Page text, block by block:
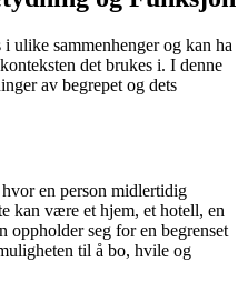
ulike sammenhenger og kan ha
det brukes i. I denne
av begrepet og dets
en person midlertidig
kan være et hjem, et hotell, en
oppholder seg for en begrenset
til å bo, hvile og